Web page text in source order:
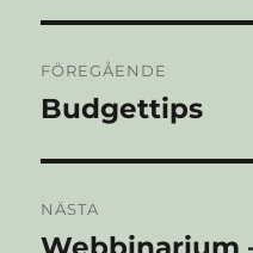
FÖREGÅENDE
Föregående
Budgettips
NÄSTA
Nästa